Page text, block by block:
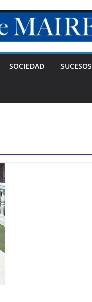
SOCIEDAD SUCESOS